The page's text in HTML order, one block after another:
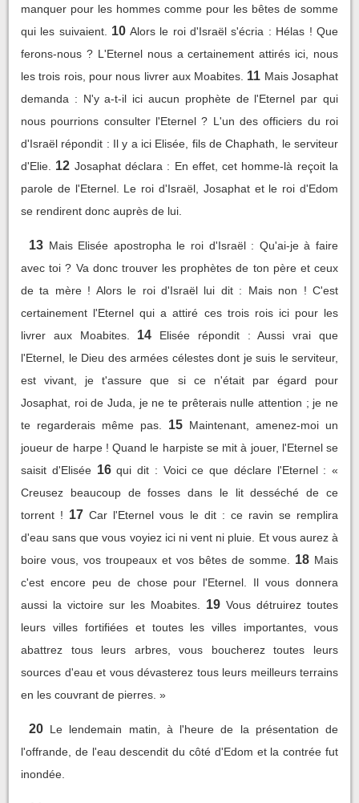
manquer pour les hommes comme pour les bêtes de somme
qui les suivaient.
10 Alors le roi d'Israël s'écria : Hélas ! Que
ferons-nous ? L'Eternel nous a certainement attirés ici, nous
les trois rois, pour nous livrer aux Moabites. 11 Mais Josaphat
demanda : N'y a-t-il ici aucun prophète de l'Eternel par qui
nous pourrions consulter l'Eternel ? L'un des officiers du roi
d'Israël répondit : Il y a ici Elisée, fils de Chaphath, le serviteur
d'Elie.
12 Josaphat déclara : En effet, cet homme-là reçoit la
parole de l'Eternel. Le roi d'Israël, Josaphat et le roi d'Edom
se rendirent donc auprès de lui.
13 Mais Elisée apostropha le roi d'Israël : Qu'ai-je à faire
avec toi ? Va donc trouver les prophètes de ton père et ceux
de ta mère ! Alors le roi d'Israël lui dit : Mais non ! C'est
certainement l'Eternel qui a attiré ces trois rois ici pour les
livrer aux Moabites.
14
Elisée répondit : Aussi vrai que
l'Eternel, le Dieu des armées célestes dont je suis le serviteur,
est vivant, je t'assure que si ce n'était par égard pour
Josaphat, roi de Juda, je ne te prêterais nulle attention ; je ne
te regarderais même pas.
15 Maintenant, amenez-moi un
joueur de harpe ! Quand le harpiste se mit à jouer, l'Eternel se
saisit d'Elisée 16 qui dit : Voici ce que déclare l'Eternel : «
Creusez beaucoup de fosses dans le lit desséché de ce
torrent ! 17 Car l'Eternel vous le dit : ce ravin se remplira
d'eau sans que vous voyiez ici ni vent ni pluie. Et vous aurez à
boire vous, vos troupeaux et vos bêtes de somme.
18 Mais
c'est encore peu de chose pour l'Eternel. Il vous donnera
aussi la victoire sur les Moabites.
19 Vous détruirez toutes
leurs villes fortifiées et toutes les villes importantes, vous
abattrez tous leurs arbres, vous boucherez toutes leurs
sources d'eau et vous dévasterez tous leurs meilleurs terrains
en les couvrant de pierres. »
20 Le lendemain matin, à l'heure de la présentation de
l'offrande, de l'eau descendit du côté d'Edom et la contrée fut
inondée.